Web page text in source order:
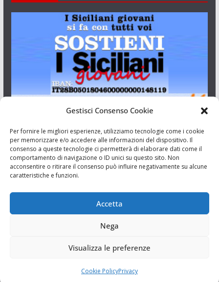
Gestisci Consenso Cookie
Per fornire le migliori esperienze, utilizziamo tecnologie come i cookie
per memorizzare e/o accedere alle informazioni del dispositivo. Il
consenso a queste tecnologie ci permetterà di elaborare dati come il
comportamento di navigazione o ID unici su questo sito. Non
acconsentire o ritirare il consenso può influire negativamente su alcune
caratteristiche e funzioni.
Accetta
Nega
Visualizza le preferenze
Cookie PolicyPrivacy
Aut. del tribunale di Catania n.23/2011 del 20/09/2011 Dir.
Resp. Riccardo Orioles.
Associazione Culturale I Siciliani Giovani
via Randazzo 27 Catania
I Siciliani Giovani. Tutti i diritti riservati.